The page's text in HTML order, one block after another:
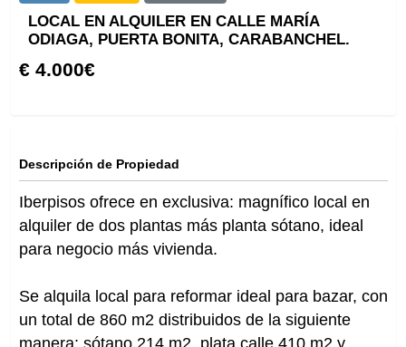
LOCAL EN ALQUILER EN CALLE MARÍA
ODIAGA, PUERTA BONITA, CARABANCHEL.
€ 4.000€
Descripción de Propiedad
Iberpisos ofrece en exclusiva: magnífico local en
alquiler de dos plantas más planta sótano, ideal
para negocio más vivienda.
Se alquila local para reformar ideal para bazar, con
un total de 860 m2 distribuidos de la siguiente
manera: sótano 214 m2, plata calle 410 m2 y